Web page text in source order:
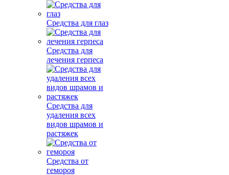
Средства для глаз
Средства для
лечения герпеса
Средства для
удаления всех
видов шрамов и
растяжек
Средства от
гемороя